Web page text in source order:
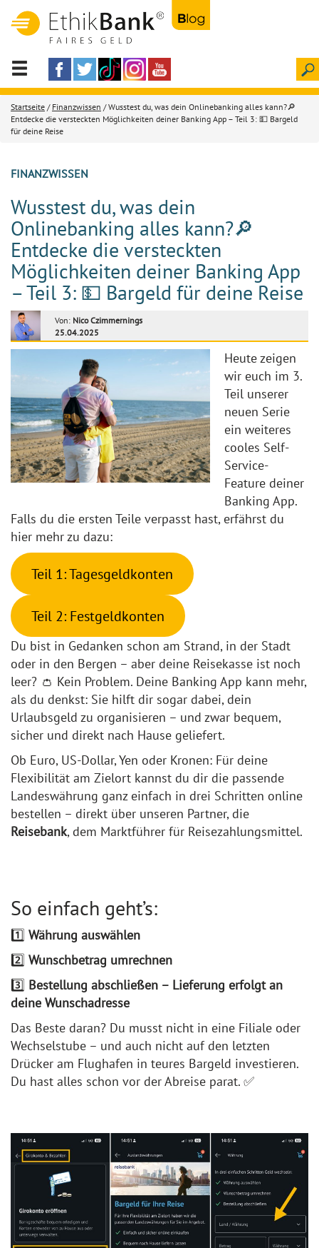
Startseite / Finanzwissen / Wusstest du, was dein Onlinebanking alles kann?🔎
Entdecke die versteckten Möglichkeiten deiner Banking App – Teil 3: 💵 Bargeld
für deine Reise
FINANZWISSEN
Wusstest du, was dein
Onlinebanking alles kann?🔎
Entdecke die versteckten
Möglichkeiten deiner Banking App
– Teil 3: 💵 Bargeld für deine Reise
Von: Nico Czimmernings
25.04.2025
Heute zeigen
wir euch im 3.
Teil unserer
neuen Serie
ein weiteres
cooles Self-
Service-
Feature deiner
Banking App.
Falls du die ersten Teile verpasst hast, erfährst du
hier mehr zu dazu:
Teil 1: Tagesgeldkonten
Teil 2: Festgeldkonten
Du bist in Gedanken schon am Strand, in der Stadt
oder in den Bergen – aber deine Reisekasse ist noch
leer? 👛 Kein Problem. Deine Banking App kann mehr,
als du denkst: Sie hilft dir sogar dabei, dein
Urlaubsgeld zu organisieren – und zwar bequem,
sicher und direkt nach Hause geliefert.
Ob Euro, US-Dollar, Yen oder Kronen: Für deine
Flexibilität am Zielort kannst du dir die passende
Landeswährung ganz einfach in drei Schritten online
bestellen – direkt über unseren Partner, die
Reisebank, dem Marktführer für Reisezahlungsmittel.
So einfach geht’s:
1️⃣ Währung auswählen
2️⃣ Wunschbetrag umrechnen
3️⃣ Bestellung abschließen – Lieferung erfolgt an
deine Wunschadresse
Das Beste daran? Du musst nicht in eine Filiale oder
Wechselstube – und auch nicht auf den letzten
Drücker am Flughafen in teures Bargeld investieren.
Du hast alles schon vor der Abreise parat. ✅